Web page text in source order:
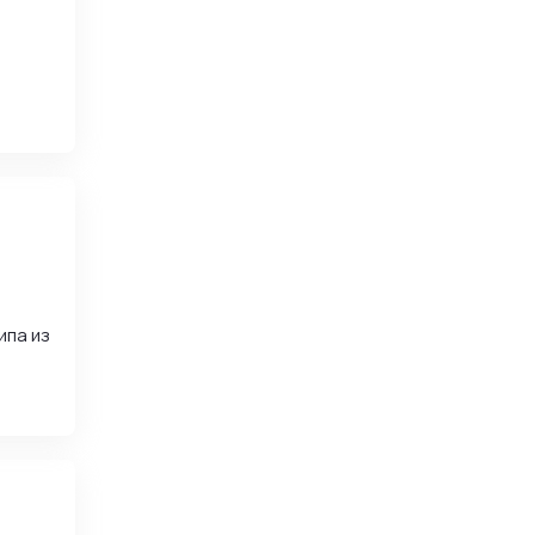
из